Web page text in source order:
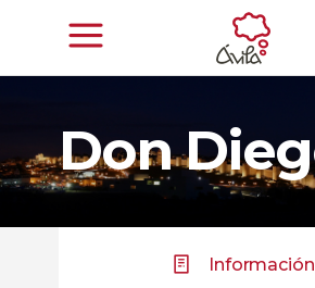
Don
Información